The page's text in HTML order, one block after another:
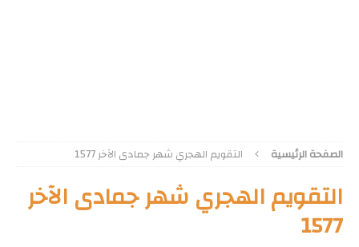
الصفحة الرئيسية التقويم الهجري شهر جمادى الآخر 1577
التقويم الهجري شهر جمادى الآخر
1577